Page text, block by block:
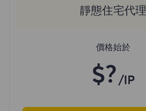
靜態住宅代理
價格始於
$? /IP